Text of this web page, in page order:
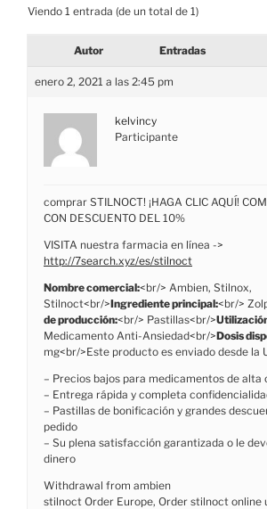
Viendo 1 entrada (de un total de 1)
Autor Entradas
enero 2, 2021 a las 2:45 pm
kelvincy
Participante
comprar STILNOCT! ¡HAGA CLIC AQUÍ!
CON DESCUENTO DEL 10%
VISITA nuestra farmacia en línea ->
http://7search.xyz/es/stilnoct
Nombre comercial:<br/> Ambien, Stilnox,
Stilnoct<br/>Ingrediente principal:<br/>
de producción:<br/> Pastillas<br/>
Medicamento Anti-Ansiedad<br/>Dosis
mg<br/>Este producto es enviado desde la
– Precios bajos para medicamentos de alta
– Entrega rápida y completa
– Pastillas de bonificación y grandes
pedido
– Su plena satisfacción garantizada o le
dinero
Withdrawal from ambien
stilnoct Order Europe, Order stilnoct online